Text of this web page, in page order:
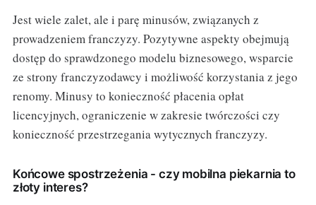
Jest wiele zalet, ale i parę minusów, związanych z
prowadzeniem franczyzy. Pozytywne aspekty obejmują
dostęp do sprawdzonego modelu biznesowego, wsparcie
ze strony franczyzodawcy i możliwość korzystania z jego
renomy. Minusy to konieczność płacenia opłat
licencyjnych, ograniczenie w zakresie twórczości czy
konieczność przestrzegania wytycznych franczyzy.
Końcowe spostrzeżenia - czy mobilna piekarnia to
złoty interes?